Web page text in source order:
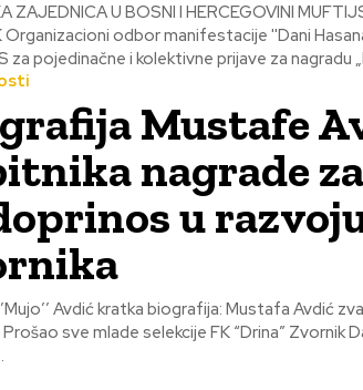
U BOSNI I HERCEGOVINI MUFTIJSTVO TUZLANSKO MEDŽLIS IZ
KONKURS za pojedinačne
Mustafe
nagrade
u
biografija: Mustafa Avdić zvani Mujo rođen je 23.05.1947.godine u